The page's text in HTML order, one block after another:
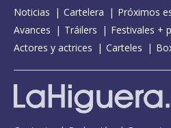
Noticias Cartelera Próximos
Avances
Tráilers
Festivales +
Actores y actrices
Carteles